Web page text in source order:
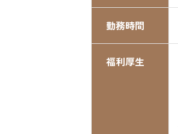
勤務時間
福利厚生